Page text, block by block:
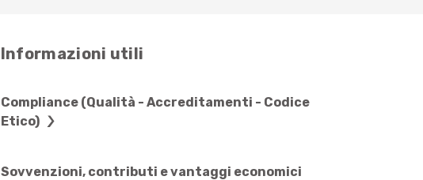
Informazioni utili
Compliance (Qualità - Accreditamenti - Codice
Etico)
Sovvenzioni, contributi e vantaggi economici